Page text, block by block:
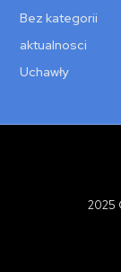
Bez kategorii
aktualnosci
Uchawły
2025